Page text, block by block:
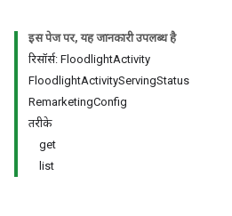
इस पेज पर, यह जानकारी उपलब्ध है
रिसॉर्स: FloodlightActivity
FloodlightActivityServingStatus
RemarketingConfig
तरीके
get
list